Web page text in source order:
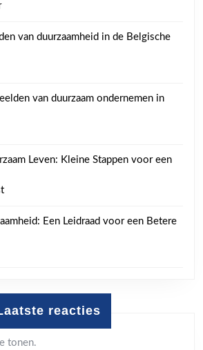
van duurzaamheid in de Belgische
van duurzaam ondernemen in
Leven: Kleine Stappen voor een
Een Leidraad voor een Betere
reacties
tonen.